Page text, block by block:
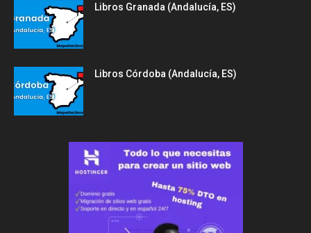
Libros Granada (Andalucía, ES)
Libros Córdoba (Andalucía, ES)